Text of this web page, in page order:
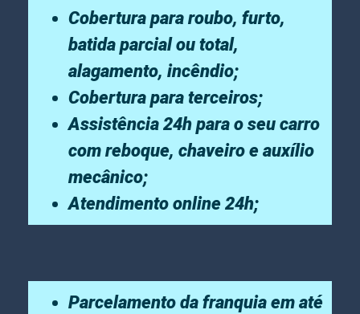
Cobertura para roubo, furto,
batida parcial ou total,
alagamento, incêndio;
Cobertura para terceiros;
Assistência 24h para o seu carro
com reboque, chaveiro e auxílio
mecânico;
Atendimento online 24h;
Parcelamento da franquia em até